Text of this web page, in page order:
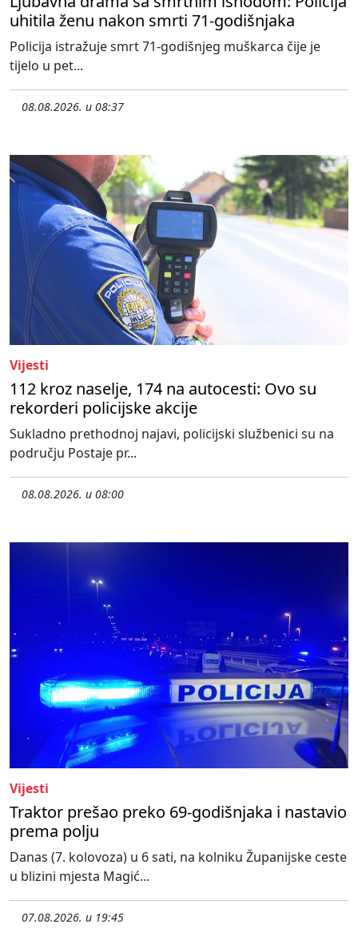
uhitila ženu nakon smrti 71-godišnjaka
Policija istražuje smrt 71-godišnjeg muškarca čije je
tijelo u pet...
08.08.2026. u 08:37
Vijesti
112 kroz naselje, 174 na autocesti: Ovo su
rekorderi policijske akcije
Sukladno prethodnoj najavi, policijski službenici su na
području Postaje pr...
08.08.2026. u 08:00
Vijesti
Traktor prešao preko 69-godišnjaka i nastavio
prema polju
Danas (7. kolovoza) u 6 sati, na kolniku Županijske ceste
u blizini mjesta Magić...
07.08.2026. u 19:45